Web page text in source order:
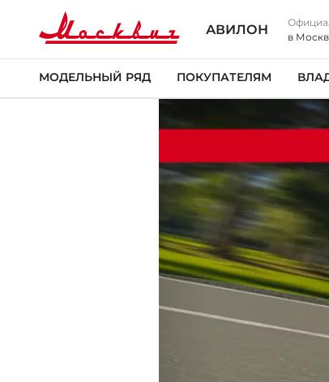
АВИЛОН
в
МОДЕЛЬНЫЙ РЯД ПОКУПАТЕЛЯМ